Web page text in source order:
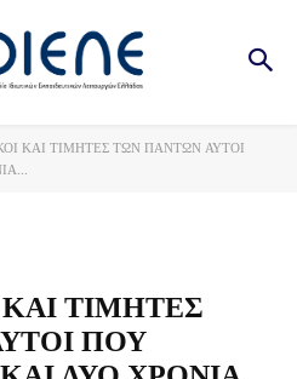
ΚΑΙ ΤΙΜΗΤΕΣ ΤΩΝ ΠΑΝΤΩΝ ΑΥΤΟΙ
ΤΙΜΗΤΕΣ
ΠΟΥ